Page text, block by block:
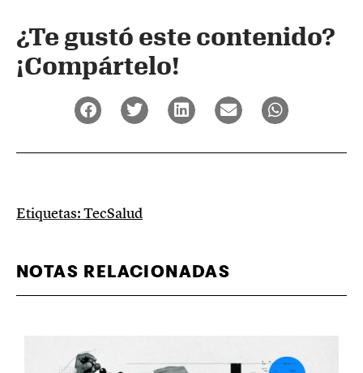
¿Te gustó este contenido?
¡Compártelo!
Etiquetas:TecSalud
NOTAS RELACIONADAS